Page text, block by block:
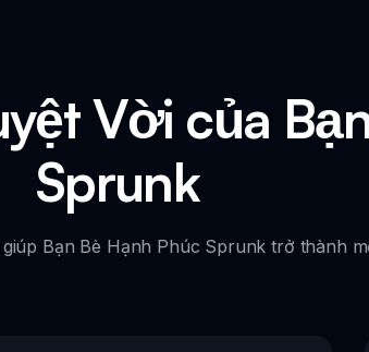
Vời của
Sprunk
Bạn Bè Hạnh Phúc Sprunk trở thành